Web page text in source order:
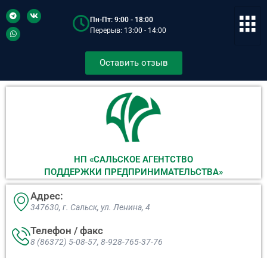
Пн-Пт: 9:00 - 18:00
Перерыв: 13:00 - 14:00
Оставить отзыв
НП «САЛЬСКОЕ АГЕНТСТВО
ПОДДЕРЖКИ ПРЕДПРИНИМАТЕЛЬСТВА»
Адрес:
347630, г. Сальск, ул. Ленина, 4​
Телефон / факс
8 (86372) 5-08-57, 8-928-765-37-76